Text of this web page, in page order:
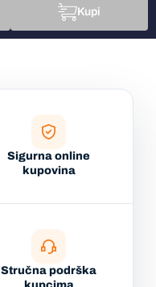
Kupi
Sigurna online
kupovina
Stručna podrška